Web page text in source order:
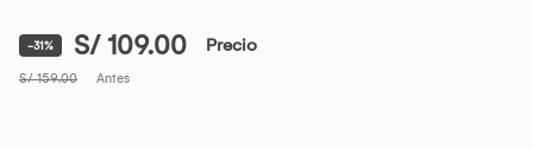
-31% S/ 109.00 Precio
S/ 159.00 Antes